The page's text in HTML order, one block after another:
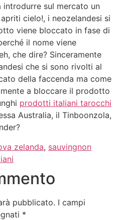
sul mercato un
cielo!, i neozelandesi si
viene bloccato in fase di
il nome viene
che dire? Sinceramente
che si sono rivolti al
della faccenda ma come
a bloccare il prodotto
prodotti italiani tarocchi
Australia, il Tinboonzola,
zelanda, sauvingnon
pubblicato. I campi
*